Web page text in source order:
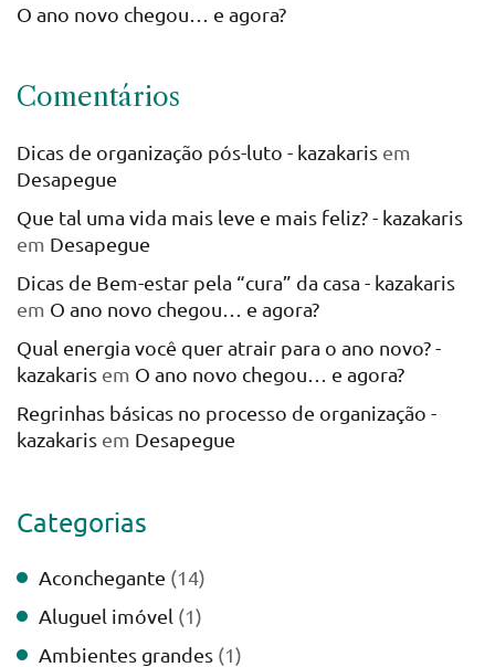
O ano novo chegou… e agora?
Comentários
Dicas de organização pós-luto - kazakaris em
Desapegue
Que tal uma vida mais leve e mais feliz? - kazakaris
em Desapegue
Dicas de Bem-estar pela “cura” da casa - kazakaris
em O ano novo chegou… e agora?
Qual energia você quer atrair para o ano novo? -
kazakaris em O ano novo chegou… e agora?
Regrinhas básicas no processo de organização -
kazakaris em Desapegue
Categorias
Aconchegante (14)
Aluguel imóvel (1)
Ambientes grandes (1)